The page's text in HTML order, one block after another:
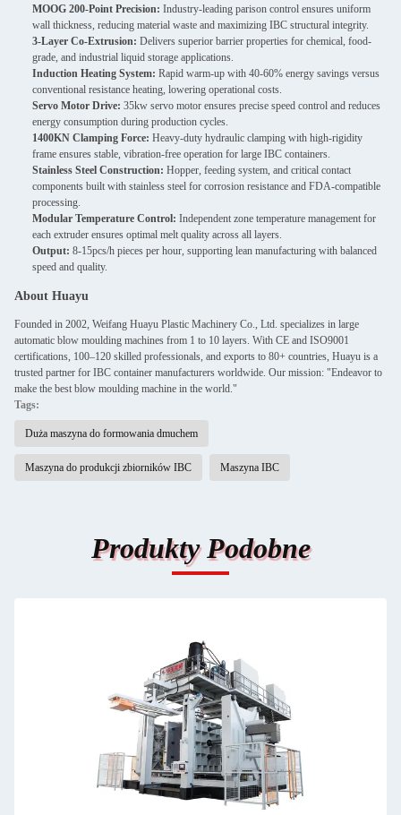
MOOG 200-Point Precision: Industry-leading parison control ensures uniform
wall thickness, reducing material waste and maximizing IBC structural integrity.
3-Layer Co-Extrusion: Delivers superior barrier properties for chemical, food-
grade, and industrial liquid storage applications.
Induction Heating System: Rapid warm-up with 40-60% energy savings versus
conventional resistance heating, lowering operational costs.
Servo Motor Drive: 35kw servo motor ensures precise speed control and reduces
energy consumption during production cycles.
1400KN Clamping Force: Heavy-duty hydraulic clamping with high-rigidity
frame ensures stable, vibration-free operation for large IBC containers.
Stainless Steel Construction: Hopper, feeding system, and critical contact
components built with stainless steel for corrosion resistance and FDA-compatible
processing.
Modular Temperature Control: Independent zone temperature management for
each extruder ensures optimal melt quality across all layers.
Output: 8-15pcs/h pieces per hour, supporting lean manufacturing with balanced
speed and quality.
About Huayu
Founded in 2002, Weifang Huayu Plastic Machinery Co., Ltd. specializes in large
automatic blow moulding machines from 1 to 10 layers. With CE and ISO9001
certifications, 100–120 skilled professionals, and exports to 80+ countries, Huayu is a
trusted partner for IBC container manufacturers worldwide. Our mission: "Endeavor to
make the best blow moulding machine in the world."
Tags:
Duża maszyna do formowania dmuchem
Maszyna do produkcji zbiorników IBC Maszyna IBC
Produkty Podobne